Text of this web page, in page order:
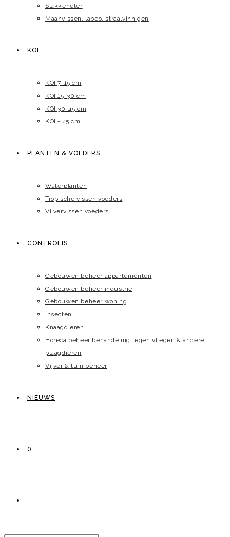
Slakkeneter
Maanvissen, labeo, straalvinnigen
KOI
KOI 7-15 cm
KOI 15-30 cm
KOI 30-45 cm
KOI + 45 cm
PLANTEN & VOEDERS
Waterplanten
Tropische vissen voeders
Vijvervissen voeders
CONTROLIS
Gebouwen beheer appartementen
Gebouwen beheer industrie
Gebouwen beheer woning
insecten
Knaagdieren
Horeca beheer behandeling tegen vliegen & andere
plaagdieren
Vijver & tuin beheer
NIEUWS
0